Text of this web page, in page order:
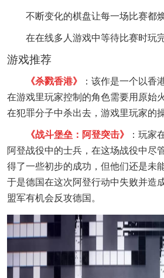
不断变化的棋盘让每一场比赛都
在在线多人游戏中等待比赛时玩
游戏推荐
《杀戮香港》
：该作是一个以香
在游戏里玩家控制的角色需要用原始
在犯罪分子中杀出去，游戏里玩家的
《战斗堡垒：阿登突击》
：玩家
阿登战役中的士兵，在这场战役中尽
得了一些初步的成功，但他们还是未
于是德国在这次阿登行动中失败并造
盟军有机会反攻德国。